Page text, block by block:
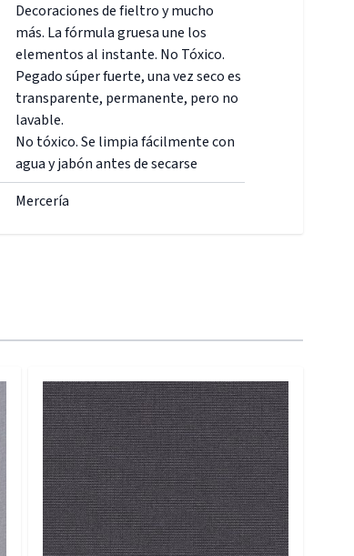
Decoraciones de fieltro y mucho
más. La fórmula gruesa une los
elementos al instante. No Tóxico.
Pegado súper fuerte, una vez seco es
transparente, permanente, pero no
lavable.
No tóxico. Se limpia fácilmente con
agua y jabón antes de secarse
Mercería